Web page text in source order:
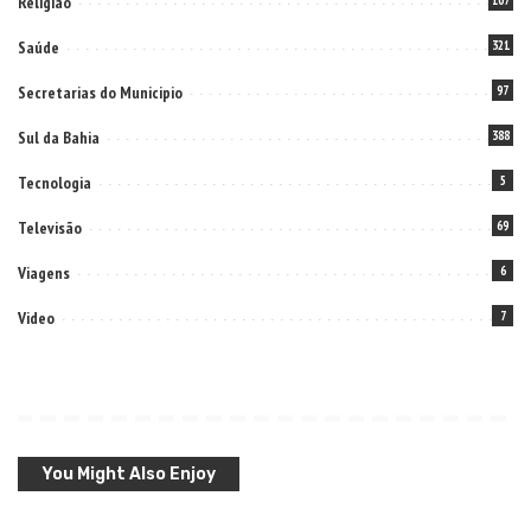
Saúde 321
Secretarias do Municipio 97
Sul da Bahia 388
Tecnologia 5
Televisão 69
Viagens 6
Video 7
You Might Also Enjoy